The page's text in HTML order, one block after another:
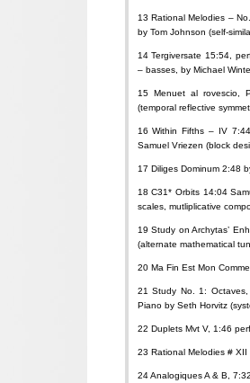
13 Rational Melodies –
by Tom Johnson (self-
14 Tergiversate 15:54,
– basses, by Michael
15 Menuet al rovescio,
(temporal reflective
16 Within Fifths – IV
Samuel Vriezen (block
17 Diliges Dominum 2:48
18 C31* Orbits 14:04
scales, mutliplicative
19 Study on Archytas’
(alternate mathematical
20 Ma Fin Est Mon
21 Study No. 1:
Piano by Seth Horvitz
22 Duplets Mvt V, 1:46
23 Rational Melodies # XII
24 Analogiques A & B,